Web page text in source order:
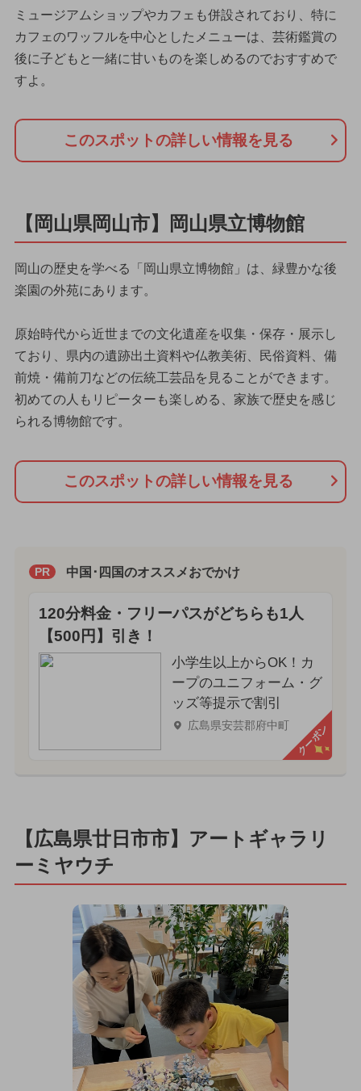
ミュージアムショップやカフェも併設されており、特に
カフェのワッフルを中心としたメニューは、芸術鑑賞の
後に子どもと一緒に甘いものを楽しめるのでおすすめで
すよ。
このスポットの詳しい情報を見る
【岡山県岡山市】岡山県立博物館
岡山の歴史を学べる「岡山県立博物館」は、緑豊かな後
楽園の外苑にあります。
原始時代から近世までの文化遺産を収集・保存・展示し
ており、県内の遺跡出土資料や仏教美術、民俗資料、備
前焼・備前刀などの伝統工芸品を見ることができます。
初めての人もリピーターも楽しめる、家族で歴史を感じ
られる博物館です。
このスポットの詳しい情報を見る
PR 中国･四国のオススメおでかけ
120分料金・フリーパスがどちらも1人
【500円】引き！
小学生以上からOK！カ
ープのユニフォーム・グ
ッズ等提示で割引
広島県安芸郡府中町 クーポン
【広島県廿日市市】アートギャラリ
ーミヤウチ